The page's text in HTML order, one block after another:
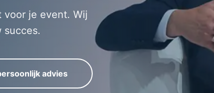
je event. Wij
succes.
advies